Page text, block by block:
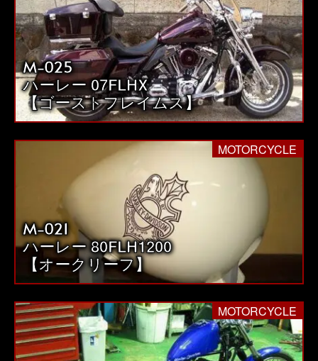
M-025
ハーレー 07FLHX
【ゴーストフレイムス】
MOTORCYCLE
M-021
ハーレー 80FLH1200
【オークリーフ】
MOTORCYCLE